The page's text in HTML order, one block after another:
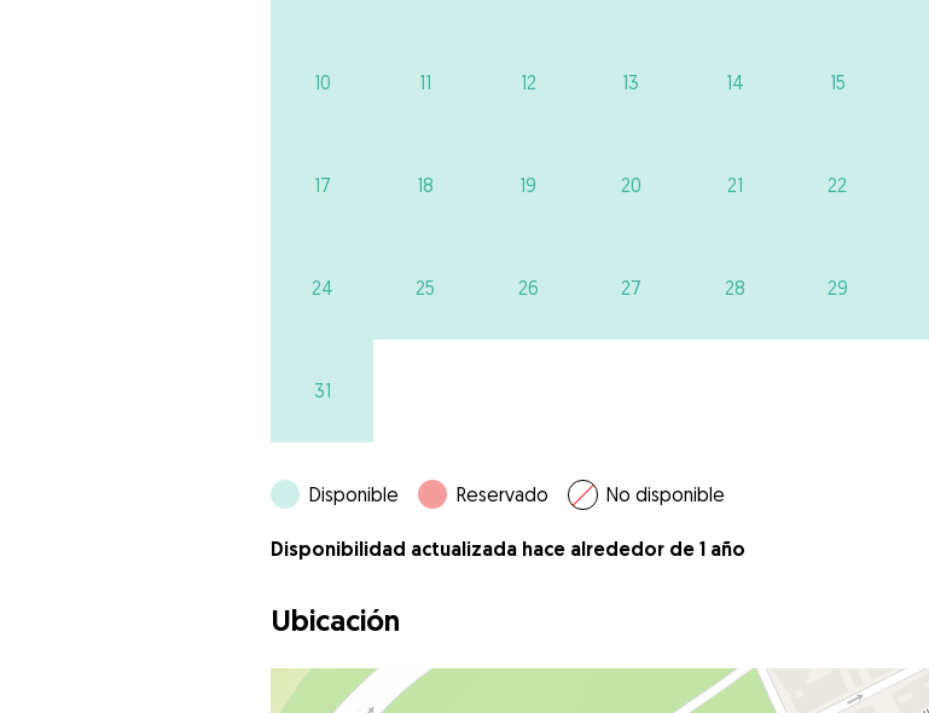
10 11 12 13 14 15
17 18 19 20 21 22
24 25 26 27 28 29
31
Disponible Reservado No disponible
Disponibilidad actualizada hace alrededor de 1 año
Ubicación